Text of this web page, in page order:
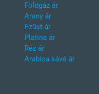
Földgáz ár
Arany ár
Ezüst ár
Platina ár
Réz ár
Arabica kávé ár